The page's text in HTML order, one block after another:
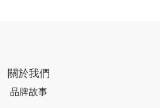
關於我們
品牌故事